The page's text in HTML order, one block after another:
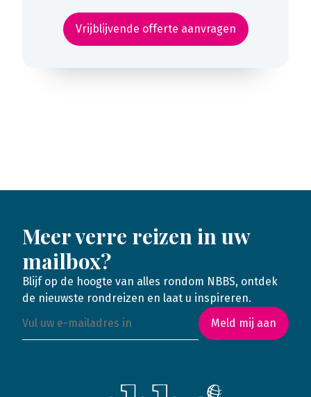
Vrijblijvende offerte aanvragen
Meer verre reizen in uw
mailbox?
Blijf op de hoogte van alles rondom NBBS, ontdek
de nieuwste rondreizen en laat u inspireren.
Meld mij aan